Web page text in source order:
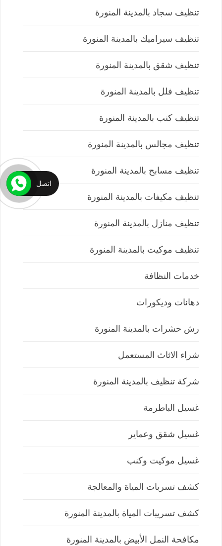
تنظيف سجاد بالمدينة المنورة
تنظيف سيراميك بالمدينة المنورة
تنظيف شقق بالمدينة المنورة
تنظيف فلل بالمدينة المنورة
تنظيف كنب بالمدينة المنورة
تنظيف مجالس بالمدينة المنورة
تنظيف مسابح بالمدينة المنورة
تنظيف مكيفات بالمدينة المنورة
تنظيف منازل بالمدينة المنورة
تنظيف موكيت بالمدينة المنورة
خدمات النظافة
دهانات وديكورات
رش حشرات بالمدينة المنورة
شراء الاثاث المستعمل
شركة تنظيف بالمدينة المنورة
غسيل الباطرمة
غسيل شقق وعماير
غسيل موكيت وكنب
كشف تسربات المياة والمعالجة
كشف تسريبات المياة بالمدينة المنورة
مكافحة النمل الأبيض بالمدينة المنورة
اتصل